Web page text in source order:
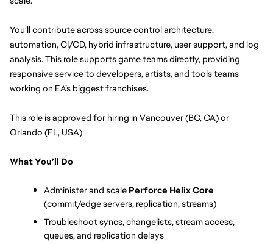
You’ll contribute across source control architecture,
automation, CI/CD, hybrid infrastructure, user support, and log
analysis. This role supports game teams directly, providing
responsive service to developers, artists, and tools teams
working on EA’s biggest franchises.
This role is approved for hiring in Vancouver (BC, CA) or
Orlando (FL, USA)
What You’ll Do
Administer and scale Perforce Helix Core
(commit/edge servers, replication, streams)
Troubleshoot syncs, changelists, stream access,
queues, and replication delays